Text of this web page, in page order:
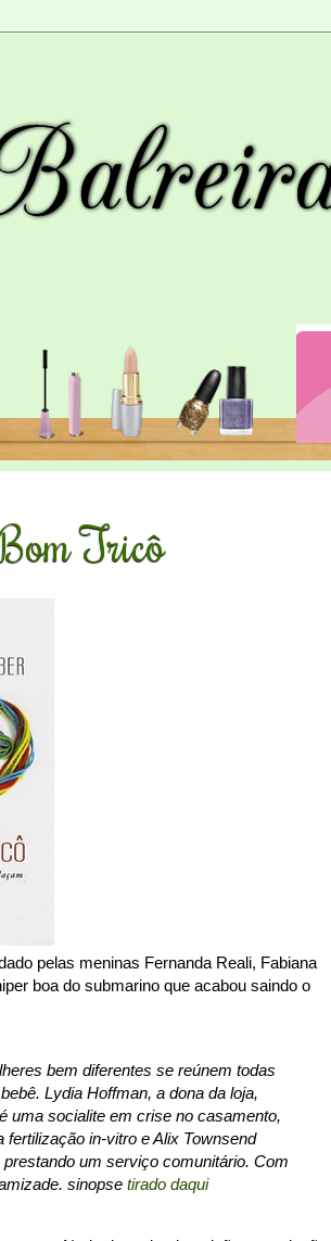
Tricô
pelas meninas Fernanda Reali, Fabiana
boa do submarino que acabou saindo o
bem diferentes se reúnem todas
Lydia Hoffman, a dona da loja,
uma socialite em crise no casamento,
in-vitro e Alix Townsend
um serviço comunitário. Com
sinopse tirado daqui